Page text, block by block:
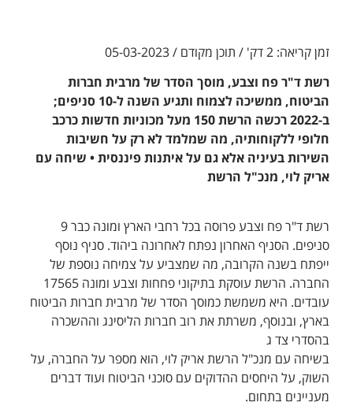
זמן קריאה: 2 דק' / תוכן מקודם / 05-03-2023
רשת ד"ר פח וצבע, מוסך הסדר של מרבית חברות
הביטוח, ממשיכה לצמוח ותגיע השנה ל-10 סניפים;
ב-2022 רכשה הרשת 150 מעל מכוניות חדשות כרכב
חלופי ללקוחותיה, מה שמלמד לא רק על חשיבות
השירות בעיניה אלא גם על איתנות פיננסית • שיחה עם
אריק לוי, מנכ"ל הרשת
רשת ד"ר פח וצבע פרוסה בכל רחבי הארץ ומונה כבר 9
סניפים. הסניף האחרון נפתח לאחרונה ביהוד. סניף נוסף
ייפתח בשנה הקרובה, מה שמצביע על צמיחה נוספת של
החברה. הרשת עוסקת בתיקוני פחחות וצבע ומונה 17565
עובדים. היא משמשת כמוסך הסדר של מרבית חברות הביטוח
בארץ, ובנוסף, משרתת את רוב חברות הליסינג וההשכרה
בהסדרי צד ג
בשיחה עם מנכ"ל הרשת אריק לוי, הוא מספר על החברה, על
השוק, על היחסים ההדוקים עם סוכני הביטוח ועוד דברים
מעניינים בתחום.